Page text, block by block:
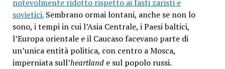
notevolmente ridotto rispetto ai fasti zaristi e
sovietici.Sembrano ormai lontani, anche se non lo
sono, i tempi in cui l’Asia Centrale, i Paesi baltici,
l’Europa orientale e il Caucaso facevano parte di
un’unica entità politica, con centro a Mosca,
imperniata sull’heartlande sul popolo russi.